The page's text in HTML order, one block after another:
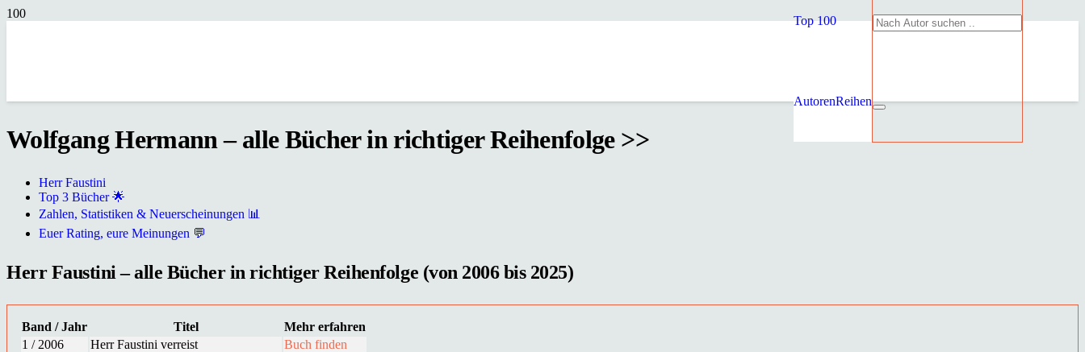
Top 100
AutorenReihen
Wolfgang Hermann – alle Bücher in richtiger Reihenfolge >>
Herr Faustini
Top 3 Bücher 🌟
Zahlen, Statistiken & Neuerscheinungen 📊
Euer Rating, eure Meinungen 💬
Herr Faustini – alle Bücher in richtiger Reihenfolge (von 2006 bis 2025)
Band / Jahr Titel
Mehr erfahren
1 / 2006
Herr Faustini verreist
Buch finden